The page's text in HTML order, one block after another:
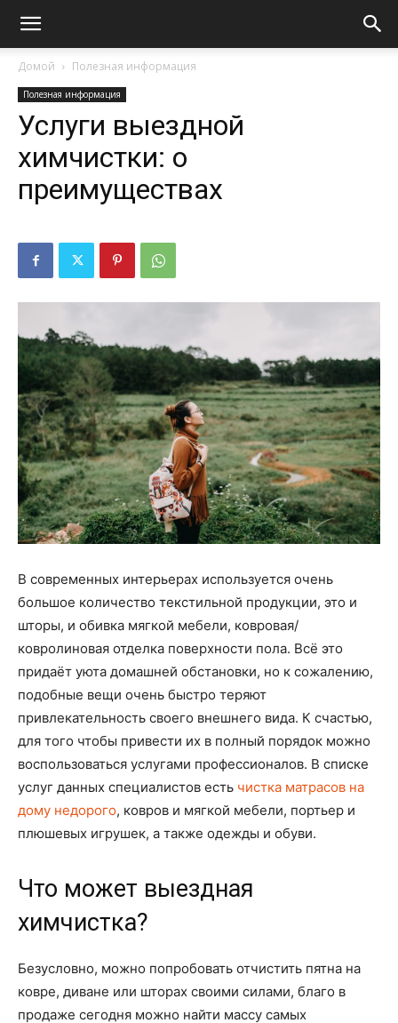
Домой Полезная информация
Полезная информация
Услуги выездной
химчистки: о
преимуществах
В современных интерьерах используется очень
большое количество текстильной продукции, это и
шторы, и обивка мягкой мебели, ковровая/
ковролиновая отделка поверхности пола. Всё это
придаёт уюта домашней обстановки, но к сожалению,
подобные вещи очень быстро теряют
привлекательность своего внешнего вида. К счастью,
для того чтобы привести их в полный порядок можно
воспользоваться услугами профессионалов. В списке
услуг данных специалистов есть чистка матрасов на
дому недорого, ковров и мягкой мебели, портьер и
плюшевых игрушек, а также одежды и обуви.
Что может выездная
химчистка?
Безусловно, можно попробовать отчистить пятна на
ковре, диване или шторах своими силами, благо в
продаже сегодня можно найти массу самых